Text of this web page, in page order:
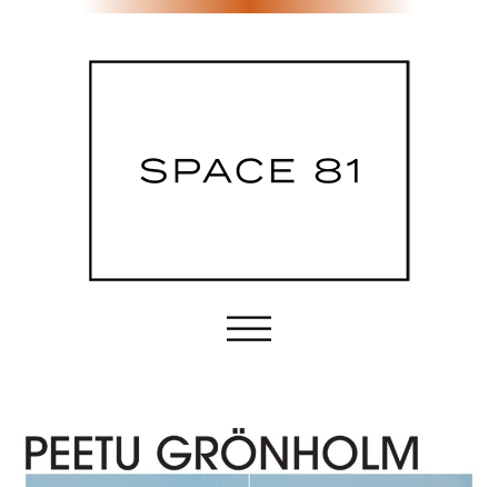
Tila & palvelut
Sijainti